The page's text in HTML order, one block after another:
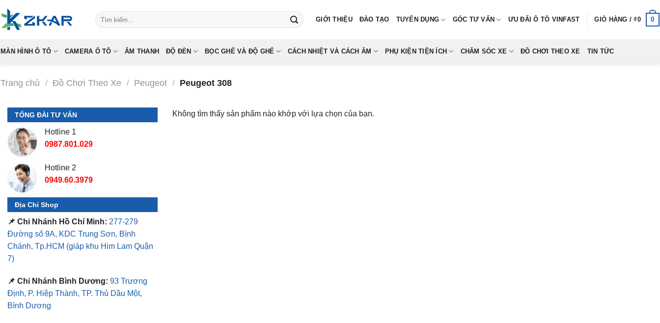
to
content
Tìm
kiếm:
GIỚI THIỆU ĐÀO TẠO TUYỂN DỤNG GÓC TƯ VẤN ƯU ĐÃI Ô TÔ VINFAST GIỎ HÀNG /₫0 0
MÀN HÌNH Ô TÔ CAMERA Ô TÔ ÂM THANH ĐỘ ĐÈN BỌC GHẾ VÀ ĐỘ GHẾ CÁCH NHIỆT VÀ CÁCH ÂM PHỤ KIỆN TIỆN ÍCH CHĂM SÓC XE ĐỒ CHƠI THEO XE TIN TỨC
Trang chủ / Đồ Chơi Theo Xe / Peugeot / Peugeot 308
TỔNG ĐÀI TƯ VẤN
Hotline 1
0987.801.029
Hotline 2
0949.60.3979
Địa Chỉ Shop
📌 Chi Nhánh Hồ Chí Minh: 277-279
Đường số 9A, KDC Trung Sơn, Bình
Chánh, Tp.HCM (giáp khu Him Lam Quận
7)
📌 Chi Nhánh Bình Dương: 93 Trương
Định, P. Hiệp Thành, TP. Thủ Dầu Một,
Bình Dương
Không tìm thấy sản phẩm nào khớp với lựa chọn của bạn.